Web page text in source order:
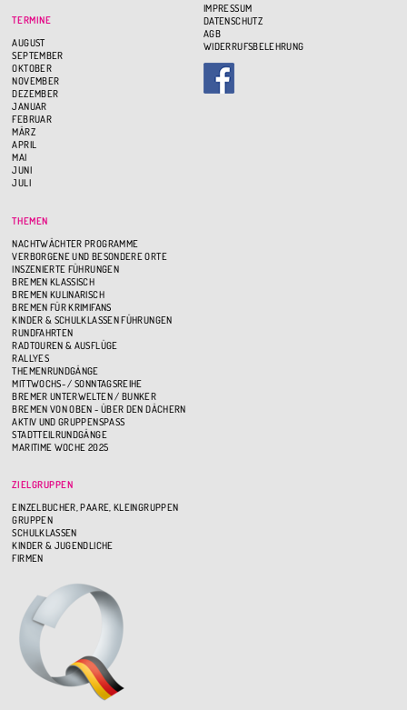
TERMINE
AUGUST
SEPTEMBER
OKTOBER
NOVEMBER
DEZEMBER
JANUAR
FEBRUAR
MÄRZ
APRIL
MAI
JUNI
JULI
THEMEN
NACHTWÄCHTER PROGRAMME
VERBORGENE UND BESONDERE ORTE
INSZENIERTE FÜHRUNGEN
BREMEN KLASSISCH
BREMEN KULINARISCH
BREMEN FÜR KRIMIFANS
KINDER & SCHULKLASSEN FÜHRUNGEN
RUNDFAHRTEN
RADTOUREN & AUSFLÜGE
RALLYES
THEMENRUNDGÄNGE
MITTWOCHS- / SONNTAGSREIHE
BREMER UNTERWELTEN / BUNKER
BREMEN VON OBEN - ÜBER DEN DÄCHERN
AKTIV UND GRUPPENSPASS
STADTTEILRUNDGÄNGE
MARITIME WOCHE 2025
ZIELGRUPPEN
EINZELBUCHER, PAARE, KLEINGRUPPEN
GRUPPEN
SCHULKLASSEN
KINDER & JUGENDLICHE
FIRMEN
IMPRESSUM
DATENSCHUTZ
AGB
WIDERRUFSBELEHRUNG